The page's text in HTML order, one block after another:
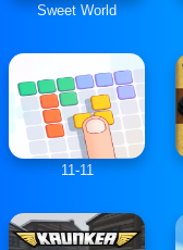
Sweet World
11-11